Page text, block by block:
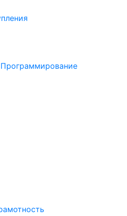
Программирование